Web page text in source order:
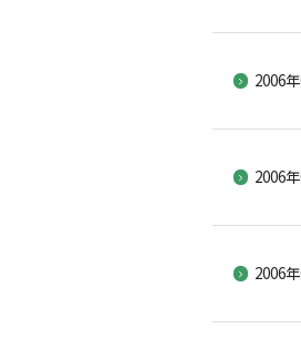
2006
2006
2006